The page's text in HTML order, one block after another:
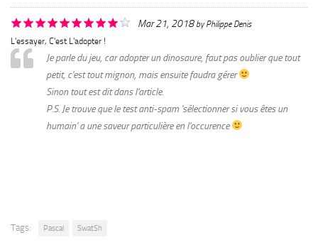
Mar 21, 2018byPhilippe Denis
L'essayer, C'est L'adopter !
Je parle du jeu, car adopter un dinosaure, faut pas oublier que tout
petit, c'est tout mignon, mais ensuite faudra gérer
Sinon tout est dit dans l'article.
P.S. Je trouve que le test anti-spam 'sélectionner si vous êtes un
humain' a une saveur particulière en l'occurence
Tags: Pascal SwatSh